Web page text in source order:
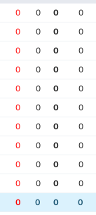
0 0 0
0
0 0 0
0
0 0 0
0
0 0 0
0
0 0 0
0
0 0 0
0
0 0 0
0
0 0 0
0
0 0 0
0
0 0 0
0
0 0 0
0